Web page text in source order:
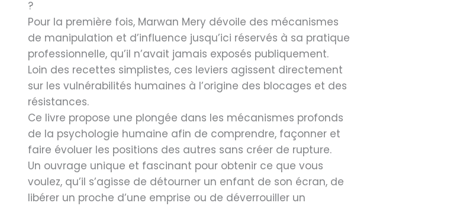
?
Pour la première fois, Marwan Mery dévoile des mécanismes
de manipulation et d’influence jusqu’ici réservés à sa pratique
professionnelle, qu’il n’avait jamais exposés publiquement.
Loin des recettes simplistes, ces leviers agissent directement
sur les vulnérabilités humaines à l’origine des blocages et des
résistances.
Ce livre propose une plongée dans les mécanismes profonds
de la psychologie humaine afin de comprendre, façonner et
faire évoluer les positions des autres sans créer de rupture.
Un ouvrage unique et fascinant pour obtenir ce que vous
voulez, qu’il s’agisse de détourner un enfant de son écran, de
libérer un proche d’une emprise ou de déverrouiller un